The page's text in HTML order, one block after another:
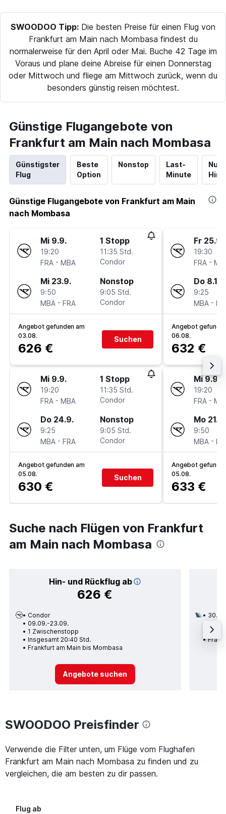
SWOODOO Tipp: Die besten Preise für einen Flug von
Frankfurt am Main nach Mombasa findest du
normalerweise für den April oder Mai. Buche 42 Tage im
Voraus und plane deine Abreise für einen Donnerstag
oder Mittwoch und fliege am Mittwoch zurück, wenn du
besonders günstig reisen möchtest.
Günstige Flugangebote von
Frankfurt am Main nach Mombasa
Günstigster
Flug
Beste
Option
Nonstop
Last-
Minute
Nur
Günstige Flugangebote von Frankfurt am Main
nach Mombasa
Mi 9.9.
19:20
FRA - MBA
1 Stopp
11:35 Std.
Condor
Mi 23.9.
9:50
MBA - FRA
Nonstop
9:05 Std.
Condor
Angebot gefunden am
03.08.
626 €
Suchen
Mi 9.9.
19:20
FRA - MBA
1 Stopp
11:35 Std.
Condor
Do 24.9.
9:25
MBA - FRA
Nonstop
9:05 Std.
Condor
Angebot gefunden am
05.08.
630 €
Suchen
Fr 25.9.
19:30
FRA -
Do 8.10.
9:25
MBA -
Angebot
06.08.
632 €
Mi 9.9.
19:20
FRA -
Mo 21.9.
9:50
MBA -
Angebot
05.08.
633 €
Suche nach Flügen von Frankfurt
am Main nach Mombasa
Hin- und Rückflug ab
626 €
Condor
09.09.-23.09.
1 Zwischenstopp
Insgesamt 20:40 Std.
Frankfurt am Main bis Mombasa
Angebote suchen
SWOODOO Preisfinder
Verwende die Filter unten, um Flüge vom Flughafen
Frankfurt am Main nach Mombasa zu finden und zu
vergleichen, die am besten zu dir passen.
Flug ab